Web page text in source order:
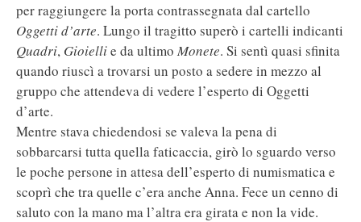
per raggiungere la porta contrassegnata dal cartello
Oggetti d’arte. Lungo il tragitto superò i cartelli indicanti
Quadri, Gioiellie da ultimo Monete. Si sentì quasi sfinita
quando riuscì a trovarsi un posto a sedere in mezzo al
gruppo che attendeva di vedere l’esperto di Oggetti
d’arte.
Mentre stava chiedendosi se valeva la pena di
sobbarcarsi tutta quella faticaccia, girò lo sguardo verso
le poche persone in attesa dell’esperto di numismatica e
scoprì che tra quelle c’era anche Anna. Fece un cenno di
saluto con la mano ma l’altra era girata e non la vide.